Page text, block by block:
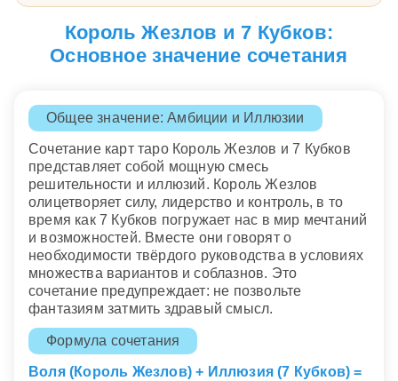
Король Жезлов и 7 Кубков:
Основное значение сочетания
Общее значение: Амбиции и Иллюзии
Сочетание карт таро Король Жезлов и 7 Кубков
представляет собой мощную смесь
решительности и иллюзий. Король Жезлов
олицетворяет силу, лидерство и контроль, в то
время как 7 Кубков погружает нас в мир мечтаний
и возможностей. Вместе они говорят о
необходимости твёрдого руководства в условиях
множества вариантов и соблазнов. Это
сочетание предупреждает: не позвольте
фантазиям затмить здравый смысл.
Формула сочетания
Воля (Король Жезлов) + Иллюзия (7 Кубков) =